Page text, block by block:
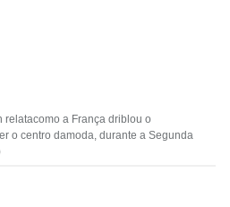
a França driblou o
o centro damoda, durante a Segunda